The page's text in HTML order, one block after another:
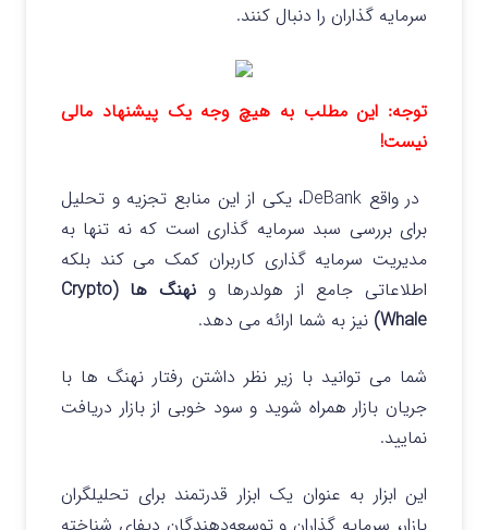
سرمایه گذاران را دنبال کنند.
توجه: این مطلب به هیچ وجه یک پیشنهاد مالی
نیست!
در واقع DeBank، یکی از این منابع تجزیه و تحلیل
برای بررسی سبد سرمایه گذاری است که نه تنها به
مدیریت سرمایه گذاری کاربران کمک می کند بلکه
اطلاعاتی جامع از هولدرها و
نهنگ ها (Crypto
Whale) نیز به شما ارائه می دهد.
شما می توانید با زیر نظر داشتن رفتار نهنگ ها با
جریان بازار همراه شوید و سود خوبی از بازار دریافت
نمایید.
این ابزار به عنوان یک ابزار قدرتمند برای تحلیلگران